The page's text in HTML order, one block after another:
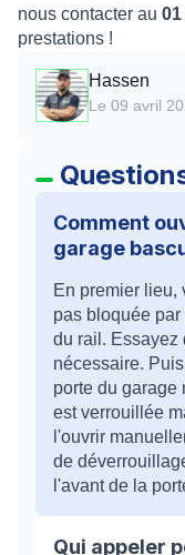
nous contacter au 01
prestations !
Hassen
Le 09 avril
Comment
garage
En premier lieu,
pas bloquée
du rail. Essayez
nécessaire.
porte du garage
est verrouillée
l'ouvrir
de
l'avant de la
Qui appeler